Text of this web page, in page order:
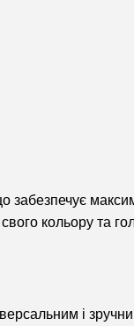
забезпечує
кольору та
і